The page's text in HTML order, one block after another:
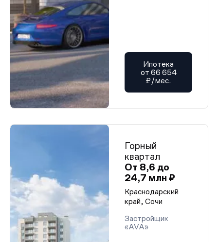
Ипотека
от 66 654
₽/мес.
Горный
квартал
От 8,6 до
24,7 млн ₽
Краснодарский
край, Сочи
Застройщик
«AVA»